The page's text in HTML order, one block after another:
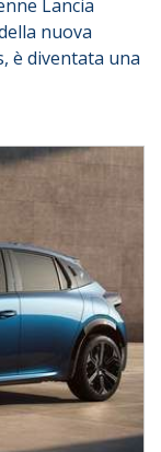
Lancia
nuova
è diventata una